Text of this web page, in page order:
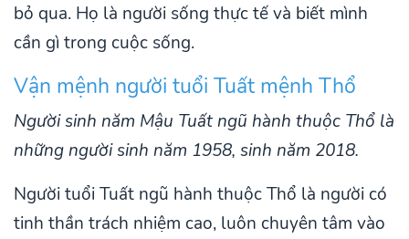
bỏ qua. Họ là người sống thực tế và biết mình
cần gì trong cuộc sống.
Vận mệnh người tuổi Tuất mệnh Thổ
Người sinh năm Mậu Tuất ngũ hành thuộc Thổ là
những người sinh năm 1958, sinh năm 2018.
Người tuổi Tuất ngũ hành thuộc Thổ là người có
tinh thần trách nhiệm cao, luôn chuyên tâm vào